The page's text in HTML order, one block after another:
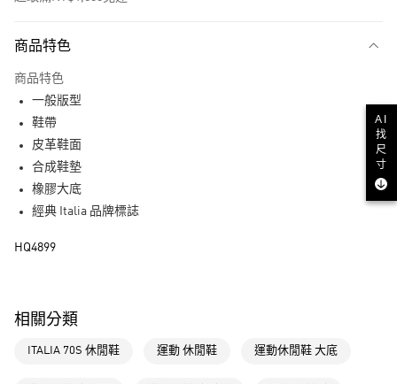
LINE Pay
每筆NT$80，滿NT$1,500(含以上)免運費
每筆NT$80，滿NT$1,500(含以上)免運費
萊爾富取貨付款
商品特色
商品特色
一般版型
鞋帶
皮革鞋面
合成鞋墊
橡膠大底
經典 Italia 品牌標誌
HQ4899
相關分類
ITALIA 70S 休閒鞋 運動 休閒鞋 運動休閒鞋 大底
AI
找
尺
寸